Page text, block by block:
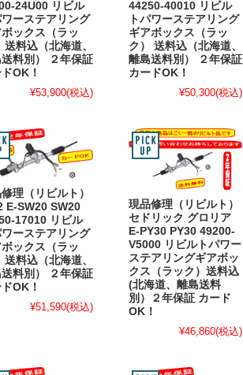
24U00 リビル
ワーステアリング
ックス（ラッ
送料込（北海道、
料別） ２年保証
OK！
¥53,900(税込)
44250-40010 リビル
トパワーステアリング
ギアボックス（ラッ
ク） 送料込（北海道、
離島送料別） ２年保証
カードOK！
¥50,300(税込)
理（リビルト）
E-SW20 SW20
17010 リビル
ワーステアリング
ックス（ラッ
送料込（北海道、
料別） ２年保証
OK！
¥51,590(税込)
現品修理（リビルト）
セドリック グロリア
E-PY30 PY30 49200-
V5000 リビルトパワー
ステアリングギアボッ
クス（ラック）送料込
(北海道、離島送料
別）２年保証 カード
OK！
¥46,860(税込)